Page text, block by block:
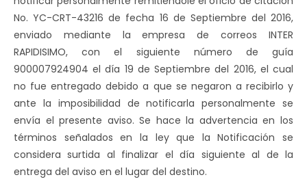
No. YC-CRT-43216 de fecha 16 de Septiembre del 2016,
enviado mediante la empresa de correos INTER
RAPIDISIMO, con el siguiente número de guía
900007924904 el día 19 de Septiembre del 2016, el cual
no fue entregado debido a que se negaron a recibirlo y
ante la imposibilidad de notificarla personalmente se
envía el presente aviso. Se hace la advertencia en los
términos señalados en la ley que la Notificación se
considera surtida al finalizar el día siguiente al de la
entrega del aviso en el lugar del destino.